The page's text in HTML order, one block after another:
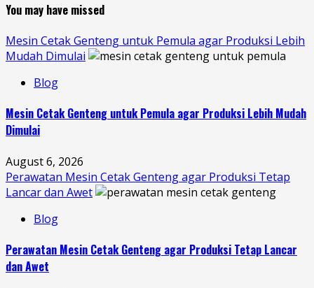
You may have missed
Mesin Cetak Genteng untuk Pemula agar Produksi Lebih
Mudah Dimulai
Blog
Mesin Cetak Genteng untuk Pemula agar Produksi Lebih Mudah
Dimulai
August 6, 2026
Perawatan Mesin Cetak Genteng agar Produksi Tetap
Lancar dan Awet
Blog
Perawatan Mesin Cetak Genteng agar Produksi Tetap Lancar
dan Awet